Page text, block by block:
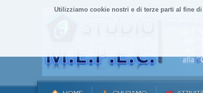
Utilizziamo cookie nostri e di terze parti al fine